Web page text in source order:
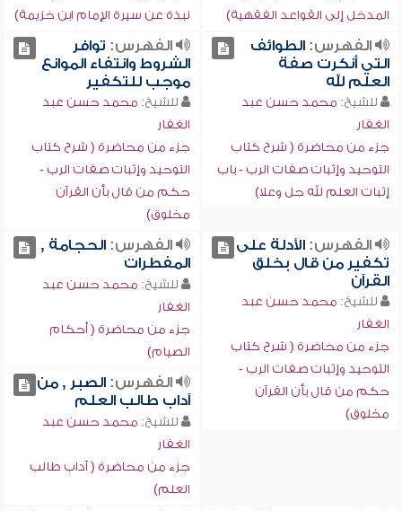
المدخل إلى القواعد الفقهية)
نبذة عن سيرة الإمام ابن خزيمة)
الفهرس:الطوائف
التي أنكرت صفة
العلم لله
للشيخ: محمد حسن عبد
الغفار
جزء من محاضرة ( شرح كتاب
التوحيد وإثبات صفات الرب - باب
إثبات العلم لله جل وعلا)
الفهرس: توافر
الشروط وانتفاء الموانع
موجب للتكفير
للشيخ: محمد حسن عبد
الغفار
جزء من محاضرة ( شرح كتاب
التوحيد وإثبات صفات الرب -
حكم من قال بأن القرآن
مخلوق)
الفهرس:الأدلة على
تكفير من قال بخلق
القرآن
للشيخ: محمد حسن عبد
الغفار
جزء من محاضرة ( شرح كتاب
التوحيد وإثبات صفات الرب -
حكم من قال بأن القرآن
مخلوق)
الفهرس:الحجامة ,
المفطرات
للشيخ: محمد حسن عبد
الغفار
جزء من محاضرة ( أحكام
الصيام)
الفهرس:الصبر , من
آداب طالب العلم
للشيخ: محمد حسن عبد
الغفار
جزء من محاضرة ( آداب طالب
العلم)